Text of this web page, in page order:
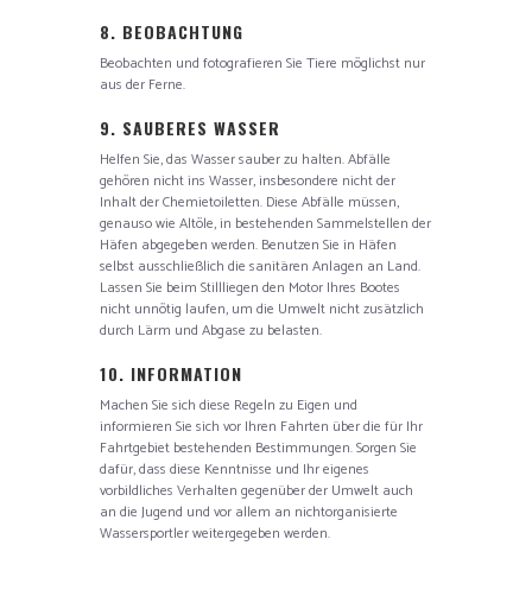
8. BEOBACHTUNG
Beobachten und fotografieren Sie Tiere möglichst nur
aus der Ferne.
9. SAUBERES WASSER
Helfen Sie, das Wasser sauber zu halten. Abfälle
gehören nicht ins Wasser, insbesondere nicht der
Inhalt der Chemietoiletten. Diese Abfälle müssen,
genauso wie Altöle, in bestehenden Sammelstellen der
Häfen abgegeben werden. Benutzen Sie in Häfen
selbst ausschließlich die sanitären Anlagen an Land.
Lassen Sie beim Stillliegen den Motor Ihres Bootes
nicht unnötig laufen, um die Umwelt nicht zusätzlich
durch Lärm und Abgase zu belasten.
10. INFORMATION
Machen Sie sich diese Regeln zu Eigen und
informieren Sie sich vor Ihren Fahrten über die für Ihr
Fahrtgebiet bestehenden Bestimmungen. Sorgen Sie
dafür, dass diese Kenntnisse und Ihr eigenes
vorbildliches Verhalten gegenüber der Umwelt auch
an die Jugend und vor allem an nichtorganisierte
Wassersportler weitergegeben werden.